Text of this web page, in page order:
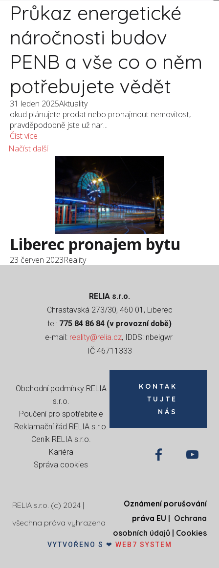
Průkaz energetické
náročnosti budov
PENB a vše co o něm
potřebujete vědět
31 leden 2025Aktuality
okud plánujete prodat nebo pronajmout nemovitost,
pravděpodobně jste už nar...
Číst více
Načíst další
Liberec pronajem bytu
23 červen 2023Reality
RELIA s.r.o.
Chrastavská 273/30, 460 01, Liberec
tel: 775 84 86 84 (v provozní době)
e-mail: reality@relia.cz, IDDS: nbeigwr
IČ 46711333
Obchodní podmínky RELIA
s.r.o.
Poučení pro spotřebitele
Reklamační řád RELIA s.r.o.
Ceník RELIA s.r.o.
Kariéra
Správa cookies
KONTAK
TUJTE
NÁS
RELIA s.r.o. (c) 2024 |
všechna práva vyhrazena
Oznámení porušování
práva EU | Ochrana
osobních údajů | Cookies
VYTVOŘENO S ❤ WEB7 SYSTEM